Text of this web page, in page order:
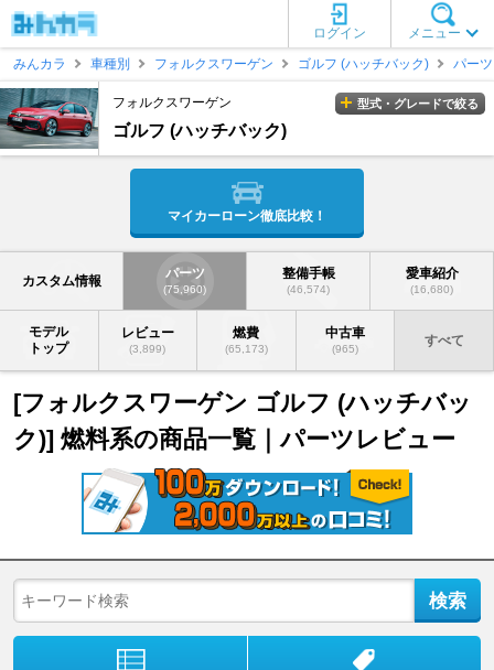
メニュー
ログイン
みんカラ
車種別 フォルクスワーゲン ゴルフ (ハッチバック) パー
フォルクスワーゲン
ゴルフ (ハッチバック)
型式・グレードで絞る
マイカーローン徹底比較！
カスタム情報 パーツ
(75,960)
整備手帳
(46,574)
愛車紹介
(16,680)
モデル
トップ
レビュー
(3,899)
燃費
(65,173)
中古車
(965)
すべて
[フォルクスワーゲン ゴルフ (ハッチバッ
ク)] 燃料系の商品一覧｜パーツレビュー